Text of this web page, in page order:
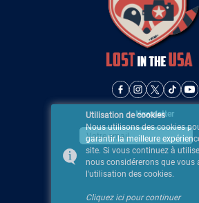
Newsletter
Utilisation de cookies
Nous utilisons des cookies
garantir la meilleure
site. Si vous continuez à
nous considérerons que vous
l'utilisation des cookies.
Cliquez ici pour continuer